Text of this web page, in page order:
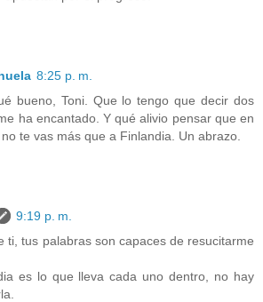
8:25 p. m.
bueno, Toni. Que lo tengo que decir dos
ha encantado. Y qué alivio pensar que en
te vas más que a Finlandia. Un abrazo.
9:19 p. m.
ti, tus palabras son capaces de resucitarme
es lo que lleva cada uno dentro, no hay